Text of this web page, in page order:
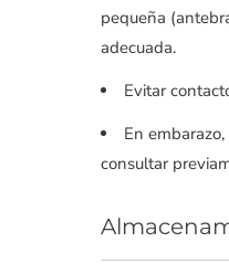
pequeña
adecuada.
Evitar
En
consultar